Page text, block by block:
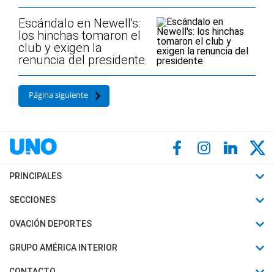
Escándalo en Newell's:
los hinchas tomaron el
club y exigen la
renuncia del presidente
Página siguiente
PRINCIPALES
Últimas Noticias
Política
SECCIONES
Horóscopo
Motores
OVACIÓN DEPORTES
Fútbol
Mundial
GRUPO AMÉRICA INTERIOR